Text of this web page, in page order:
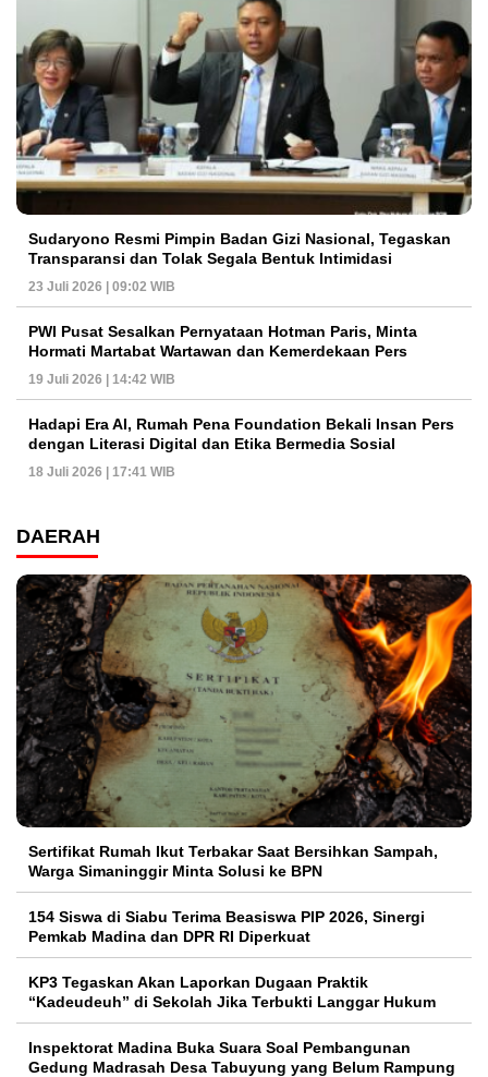
Sudaryono Resmi Pimpin Badan Gizi Nasional, Tegaskan
Transparansi dan Tolak Segala Bentuk Intimidasi
23 Juli 2026 | 09:02 WIB
PWI Pusat Sesalkan Pernyataan Hotman Paris, Minta
Hormati Martabat Wartawan dan Kemerdekaan Pers
19 Juli 2026 | 14:42 WIB
Hadapi Era AI, Rumah Pena Foundation Bekali Insan Pers
dengan Literasi Digital dan Etika Bermedia Sosial
18 Juli 2026 | 17:41 WIB
DAERAH
Sertifikat Rumah Ikut Terbakar Saat Bersihkan Sampah,
Warga Simaninggir Minta Solusi ke BPN
154 Siswa di Siabu Terima Beasiswa PIP 2026, Sinergi
Pemkab Madina dan DPR RI Diperkuat
KP3 Tegaskan Akan Laporkan Dugaan Praktik
“Kadeudeuh” di Sekolah Jika Terbukti Langgar Hukum
Inspektorat Madina Buka Suara Soal Pembangunan
Gedung Madrasah Desa Tabuyung yang Belum Rampung